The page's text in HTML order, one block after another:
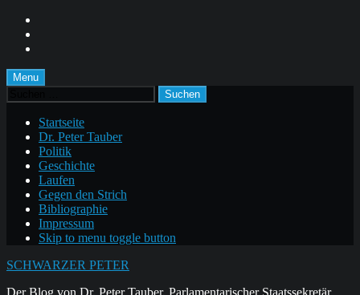
content
footer
Menu
Suchen
nach:
Startseite
Dr. Peter Tauber
Politik
Geschichte
Laufen
Gegen den Strich
Bibliographie
Impressum
Skip to menu toggle button
SCHWARZER PETER
Der Blog von Dr. Peter Tauber, Parlamentarischer Staatssekretär